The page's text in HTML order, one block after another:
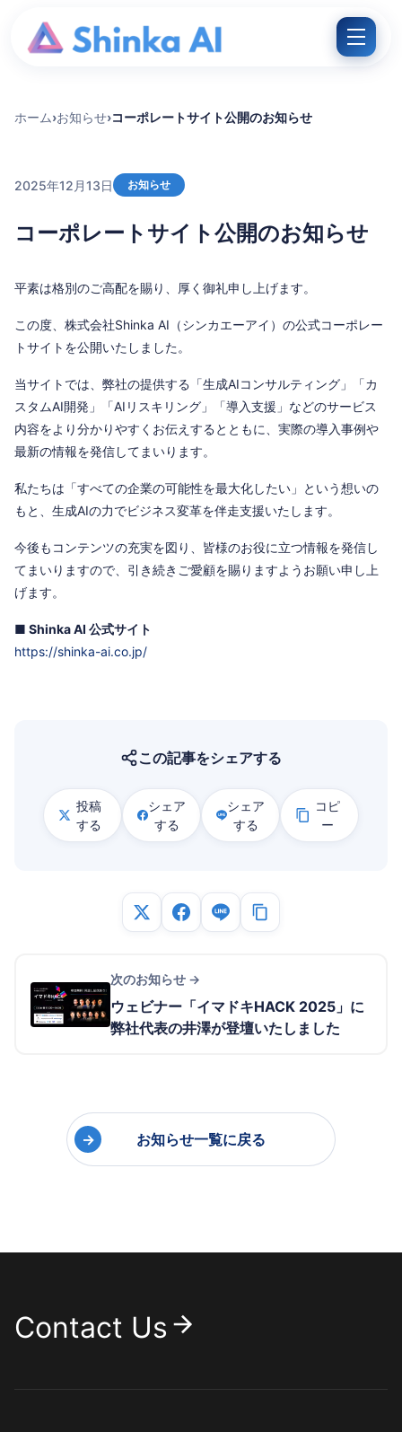
メニュ
ホーム お知らせ コーポレートサイト公開のお知らせ
2025年12月13日 お知らせ
コーポレートサイト公開のお知らせ
平素は格別のご高配を賜り、厚く御礼申し上げます。
この度、株式会社Shinka AI（シンカエーアイ）の公式コーポレー
トサイトを公開いたしました。
当サイトでは、弊社の提供する「生成AIコンサルティング」「カ
スタムAI開発」「AIリスキリング」「導入支援」などのサービス
内容をより分かりやすくお伝えするとともに、実際の導入事例や
最新の情報を発信してまいります。
私たちは「すべての企業の可能性を最大化したい」という想いの
もと、生成AIの力でビジネス変革を伴走支援いたします。
今後もコンテンツの充実を図り、皆様のお役に立つ情報を発信し
てまいりますので、引き続きご愛顧を賜りますようお願い申し上
げます。
■ Shinka AI 公式サイト
https://shinka-ai.co.jp/
この記事をシェアする
投稿
する
シェア
する
シェア
する
コピ
ー
次のお知らせ →
ウェビナー「イマドキHACK 2025」に
弊社代表の井澤が登壇いたしました
お知らせ一覧に戻る
→
Contact Us